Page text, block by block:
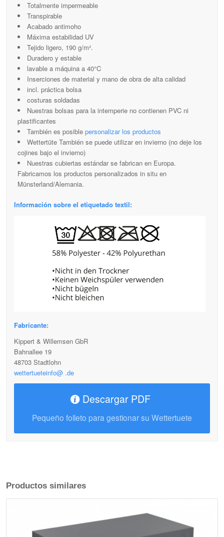
Totalmente impermeable
Transpirable
Acabado antimoho
Máxima estabilidad UV
Tejido ligero, 190 g/m².
Duradero y estable
lavable a máquina a 40°C
Inserciones de material y mano de obra de alta calidad
incl. práctica bolsa
costuras soldadas
Nuestras bolsas para la intemperie no contienen PVC ni
plastificantes
También es posible personalizar los productos
Wettertüte También se puede utilizar en invierno (no deje los
cojines bajo el invierno)
Nuestras cubiertas estándar se fabrican en Europa.
Fabricamos los productos personalizados in situ en
Münsterland/Alemania.
Información sobre el etiquetado textil:
Fabricante:
Kippert & Willemsen GbR
Bahnallee 19
48703 Stadtlohn
wettertueteinfo@ .de
Descargar PDF
Pequeño folleto para gestionar su Wettertuete
Productos similares